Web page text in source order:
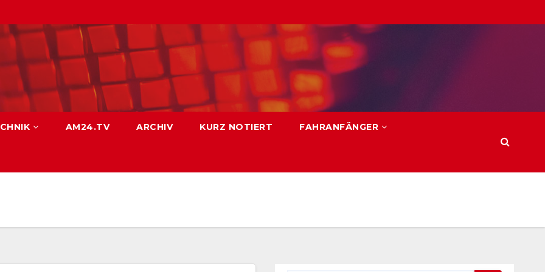
AM24.TV ARCHIV KURZ NOTIERT FAHRANFÄNGER